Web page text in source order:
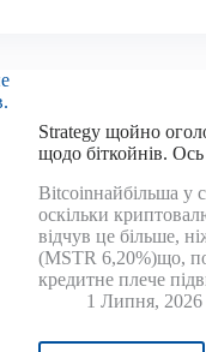
оскільки
відтік
різко
зростає,
ризики
Strategy щойно
щодо біткойнів.
Bitcoinнайбільша у
оскільки
відчув це більше,
(MSTR 6,20%)що, по
кредитне плече
1 Липня, 2026